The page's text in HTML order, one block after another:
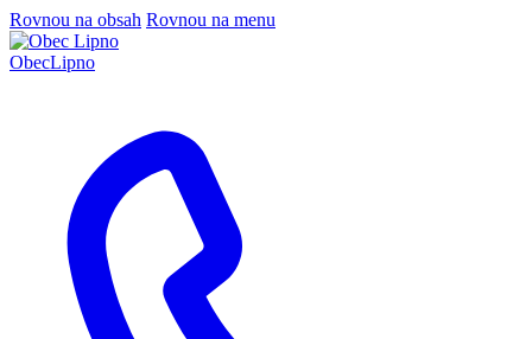
Rovnou na obsah Rovnou na menu
ObecLipno